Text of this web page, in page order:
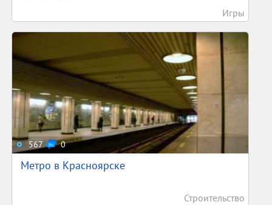
Игры
567 0
Метро в Красноярске
Строительство